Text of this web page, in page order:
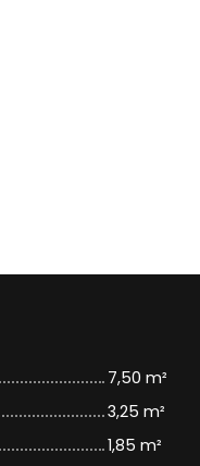
7,50 m²
3,25 m²
1,85 m²